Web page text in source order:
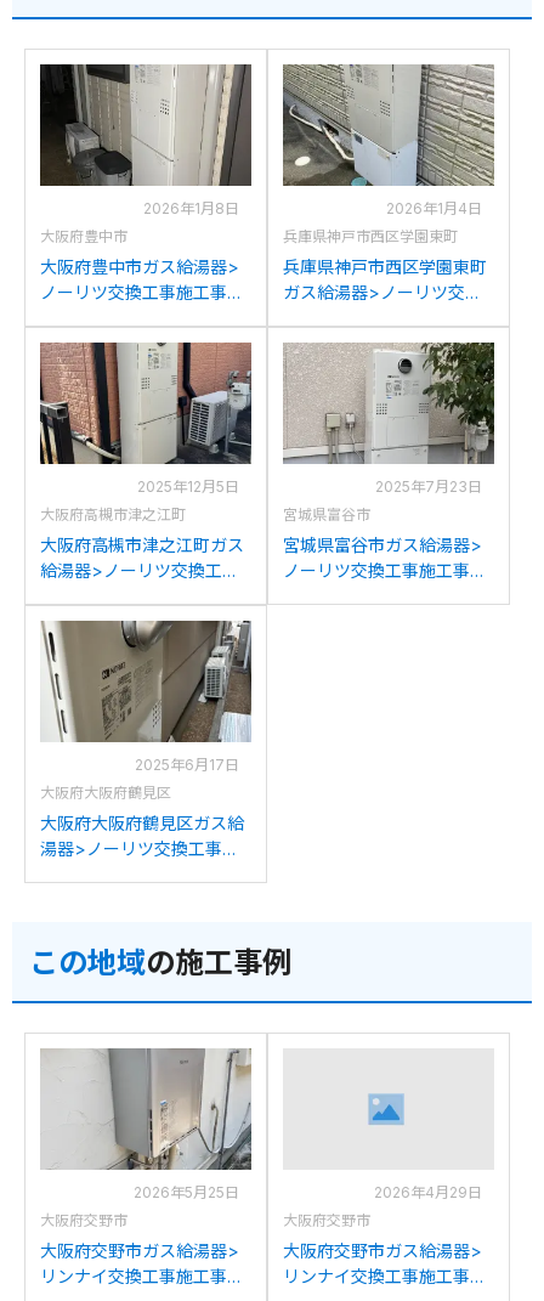
2026年1月8日
大阪府豊中市
大阪府豊中市ガス給湯器>
ノーリツ交換工事施工事
C2448SAWからノーリツ
GTH-C2461AWD-1BLへの
交換
2026年1月4日
兵庫県神戸市西区学園東町
兵庫県神戸市西区学園東町
ガス給湯器>ノーリツ交換
GT-C2436SAWXDからノ
ーリツGTH-C2461AWD-
1BLへの交換
2025年12月5日
大阪府高槻市津之江町
大阪府高槻市津之江町ガス
給湯器>ノーリツ交換工事
C2441SAWXDからノーリ
ツGTH-C2461AWD-1BLへ
の交換
2025年7月23日
宮城県富谷市
宮城県富谷市ガス給湯器>
ノーリツ交換工事施工事
2025年6月17日
大阪府大阪府鶴見区
大阪府大阪府鶴見区ガス給
湯器>ノーリツ交換工事施
の交換
この地域の施工事例
2026年5月25日
大阪府交野市
大阪府交野市ガス給湯器>
リンナイ交換工事施工事
2026年4月29日
大阪府交野市
大阪府交野市ガス給湯器>
リンナイ交換工事施工事